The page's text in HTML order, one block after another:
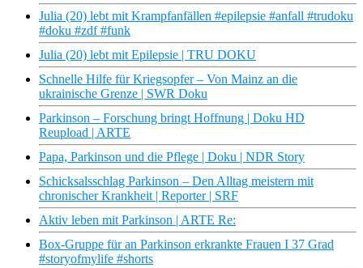
Julia (20) lebt mit Krampfanfällen #epilepsie #anfall #trudoku
#doku #zdf #funk
Julia (20) lebt mit Epilepsie | TRU DOKU
Schnelle Hilfe für Kriegsopfer – Von Mainz an die
ukrainische Grenze | SWR Doku
Parkinson – Forschung bringt Hoffnung | Doku HD
Reupload | ARTE
Papa, Parkinson und die Pflege | Doku | NDR Story
Schicksalsschlag Parkinson – Den Alltag meistern mit
chronischer Krankheit | Reporter | SRF
Aktiv leben mit Parkinson | ARTE Re:
Box-Gruppe für an Parkinson erkrankte Frauen I 37 Grad
#storyofmylife #shorts